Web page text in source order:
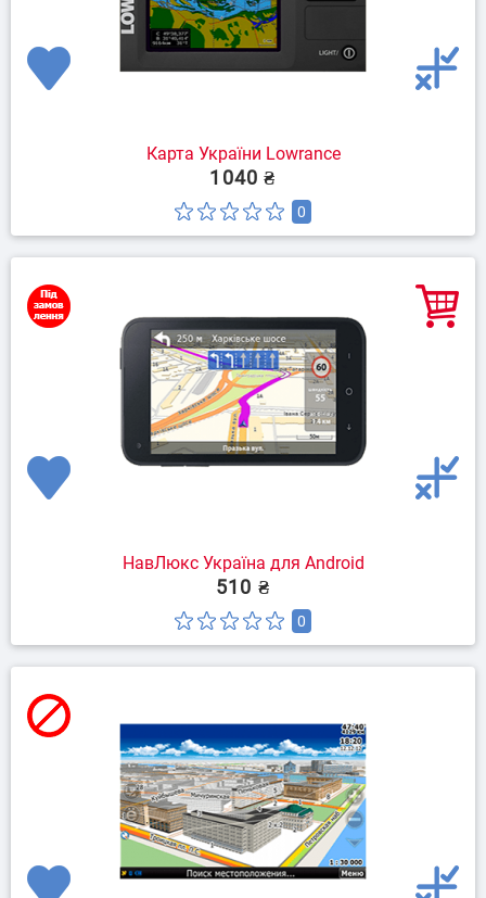
Карта України Lowrance
1040 ₴
0
НавЛюкс Україна для Android
510 ₴
0